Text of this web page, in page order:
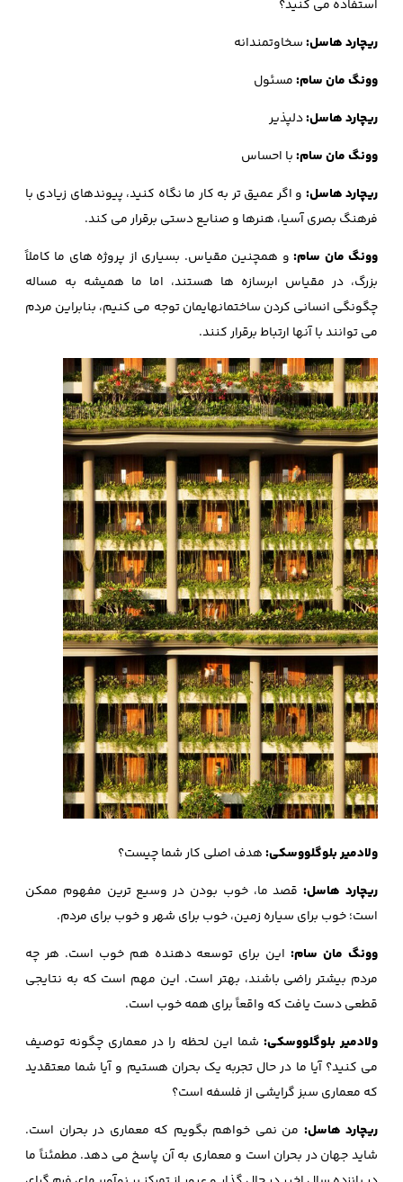
استفاده می کنید؟
ریچارد هاسل:سخاوتمندانه
وونگ مان سام:مسئول
ریچارد هاسل:دلپذیر
وونگ مان سام:با احساس
ریچارد هاسل: و اگر عمیق تر به کار ما نگاه کنید، پیوندهای زیادی با
فرهنگ بصری آسیا، هنرها و صنایع دستی برقرار می کند.
وونگ مان سام:و همچنین مقیاس. بسیاری از پروژه های ما کاملاً
بزرگ، در مقیاس ابرسازه ها هستند، اما ما همیشه به مساله
چگونگی انسانی کردن ساختمانهایمان توجه می کنیم، بنابراین مردم
می توانند با آنها ارتباط برقرار کنند.
ولادمیر بلوگلووسکی:هدف اصلی کار شما چیست؟
ریچارد هاسل:قصد ما، خوب بودن در وسیع ترین مفهوم ممکن
است؛ خوب برای سیاره زمین، خوب برای شهر و خوب برای مردم.
وونگ مان سام:این برای توسعه دهنده هم خوب است. هر چه
مردم بیشتر راضی باشند، بهتر است. این مهم است که به نتایجی
قطعی دست یافت که واقعاً برای همه خوب است.
ولادمیر بلوگلووسکی: شما این لحظه را در معماری چگونه توصیف
می کنید؟ آیا ما در حال تجربه یک بحران هستیم و آیا شما معتقدید
که معماری سبز گرایشی از فلسفه است؟
ریچارد هاسل: من نمی خواهم بگویم که معماری در بحران است.
شاید جهان در بحران است و معماری به آن پاسخ می دهد. مطمئناً ما